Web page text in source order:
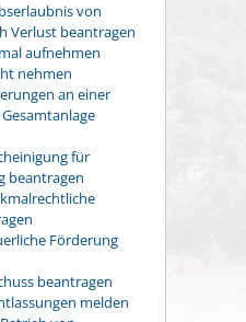
von
Verlust beantragen
aufnehmen
nehmen
an einer
für
beantragen
Förderung
beantragen
melden